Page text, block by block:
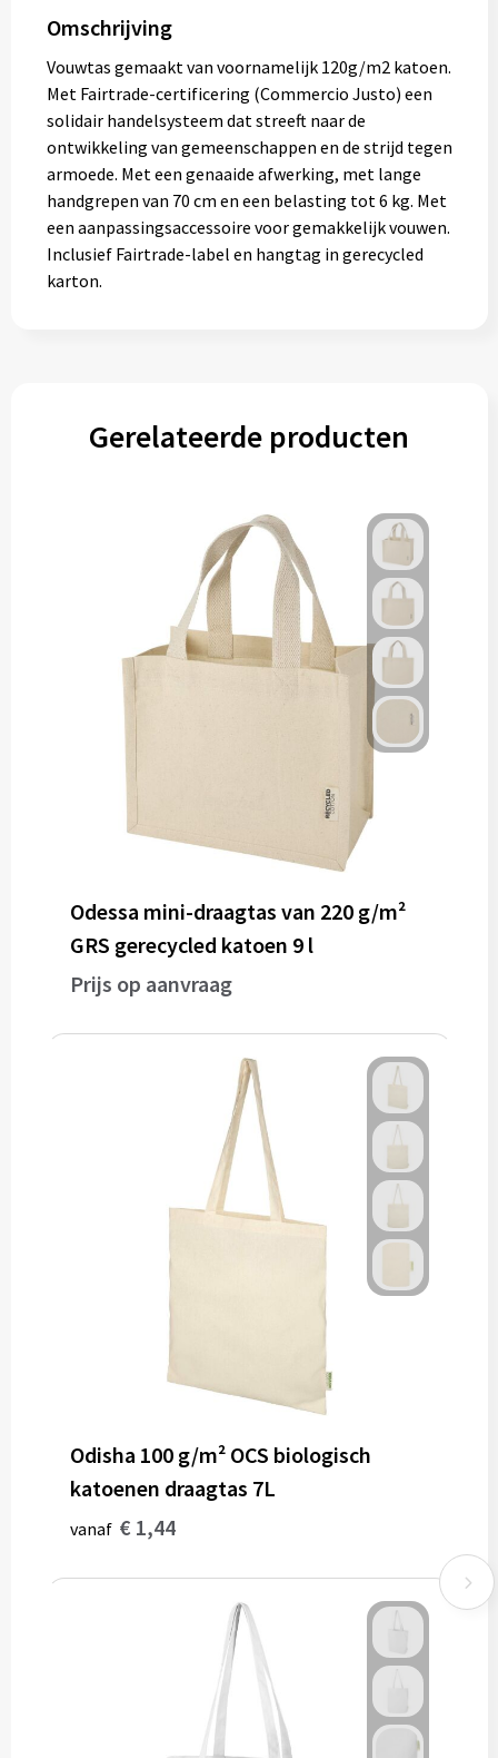
Omschrijving
Vouwtas gemaakt van voornamelijk 120g/m2 katoen.
Met Fairtrade-certificering (Commercio Justo) een
solidair handelsysteem dat streeft naar de
ontwikkeling van gemeenschappen en de strijd tegen
armoede. Met een genaaide afwerking, met lange
handgrepen van 70 cm en een belasting tot 6 kg. Met
een aanpassingsaccessoire voor gemakkelijk vouwen.
Inclusief Fairtrade-label en hangtag in gerecycled
karton.
Gerelateerde producten
Odessa mini-draagtas van 220 g/m²
GRS gerecycled katoen 9 l
Prijs op aanvraag
Odisha 100 g/m² OCS biologisch
katoenen draagtas 7L
vanaf € 1,44